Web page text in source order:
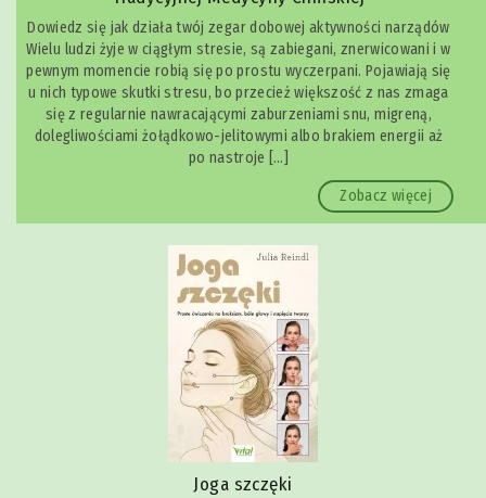
Dowiedz się jak działa twój zegar dobowej aktywności narządów
Wielu ludzi żyje w ciągłym stresie, są zabiegani, znerwicowani i w
pewnym momencie robią się po prostu wyczerpani. Pojawiają się
u nich typowe skutki stresu, bo przecież większość z nas zmaga
się z regularnie nawracającymi zaburzeniami snu, migreną,
dolegliwościami żołądkowo-jelitowymi albo brakiem energii aż
po nastroje […]
Zobacz więcej
Joga szczęki